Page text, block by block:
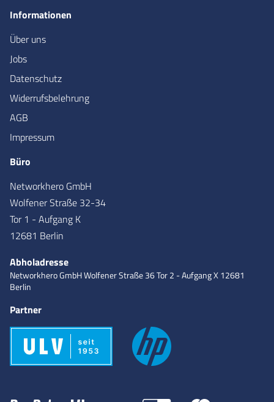
Informationen
Über uns
Jobs
Datenschutz
Widerrufsbelehrung
AGB
Impressum
Büro
Networkhero GmbH
Wolfener Straße 32-34
Tor 1 - Aufgang K
12681 Berlin
Abholadresse
Networkhero GmbHWolfener Straße 36Tor 2 - Aufgang X12681
Berlin
Partner